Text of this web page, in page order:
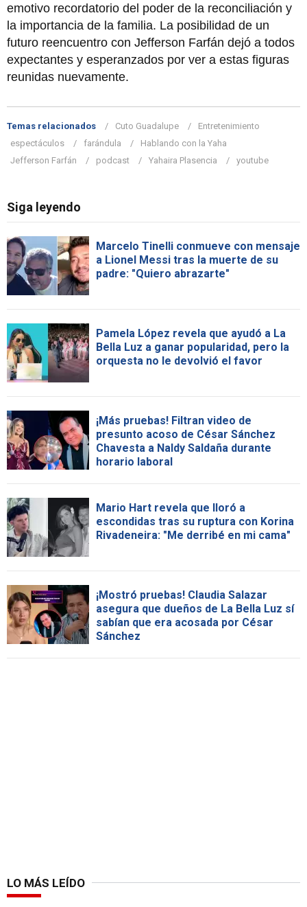
emotivo recordatorio del poder de la reconciliación y
la importancia de la familia. La posibilidad de un
futuro reencuentro con Jefferson Farfán dejó a todos
expectantes y esperanzados por ver a estas figuras
reunidas nuevamente.
Temas relacionados Cuto Guadalupe
Entretenimiento
espectáculos
farándula
Hablando con la Yaha
Jefferson Farfán
podcast Yahaira Plasencia youtube
Siga leyendo
Marcelo Tinelli conmueve con mensaje
a Lionel Messi tras la muerte de su
padre: "Quiero abrazarte"
Pamela López revela que ayudó a La
Bella Luz a ganar popularidad, pero la
orquesta no le devolvió el favor
¡Más pruebas! Filtran video de
presunto acoso de César Sánchez
Chavesta a Naldy Saldaña durante
horario laboral
Mario Hart revela que lloró a
escondidas tras su ruptura con Korina
Rivadeneira: "Me derribé en mi cama"
¡Mostró pruebas! Claudia Salazar
asegura que dueños de La Bella Luz sí
sabían que era acosada por César
Sánchez
LO MÁS LEÍDO